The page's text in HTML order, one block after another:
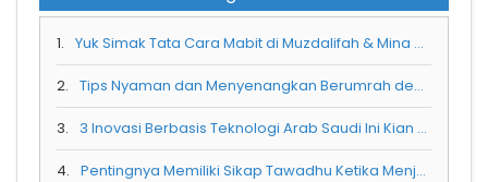
1. Yuk Simak Tata Cara Mabit di Muzdalifah & Mina Saat Berhaji
2. Tips Nyaman dan Menyenangkan Berumrah dengan Balita
3. 3 Inovasi Berbasis Teknologi Arab Saudi Ini Kian Menarik Wisatawan Luar Negeri
4. Pentingnya Memiliki Sikap Tawadhu Ketika Menjalani Ibadah Umra